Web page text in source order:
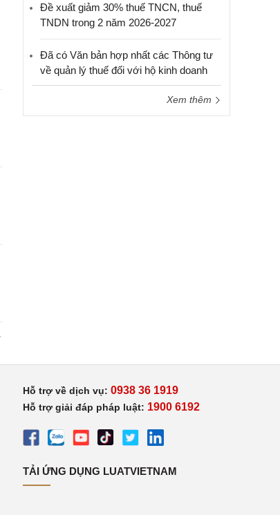
Đề xuất giảm 30% thuế TNCN, thuế
TNDN trong 2 năm 2026-2027
Đã có Văn bản hợp nhất các Thông tư
về quản lý thuế đối với hộ kinh doanh
Xem thêm
Hỗ trợ về dịch vụ: 0938 36 1919
Hỗ trợ giải đáp pháp luật: 1900 6192
TẢI ỨNG DỤNG LUATVIETNAM